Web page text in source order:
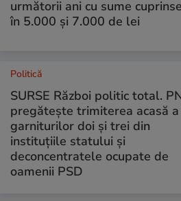
următorii ani cu sume cuprinse
în 5.000 și 7.000 de lei
Politică
SURSE Război politic total.
pregătește trimiterea acasă a
garniturilor doi și trei din
instituțiile statului și
deconcentratele ocupate de
oamenii PSD